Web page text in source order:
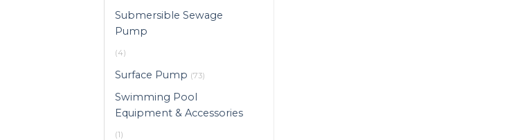
Submersible Sewage
Pump
(4)
Surface Pump (73)
Swimming Pool
Equipment & Accessories
(1)